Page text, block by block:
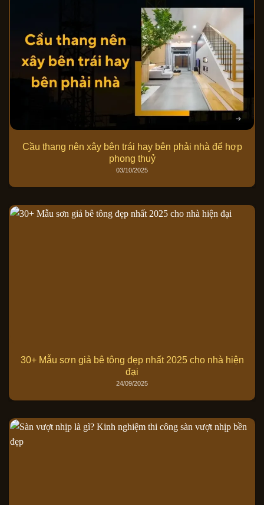
Cầu thang nên xây bên trái hay bên phải nhà để hợp
phong thuỷ
03/10/2025
30+ Mẫu sơn giả bê tông đẹp nhất 2025 cho nhà hiện
đại
24/09/2025